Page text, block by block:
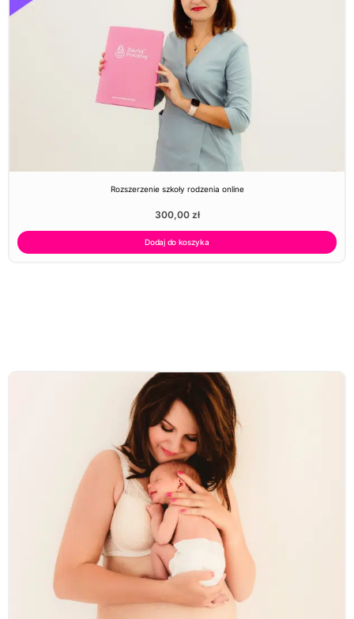
Rozszerzenie szkoły rodzenia online
300,00 zł
Dodaj do koszyka